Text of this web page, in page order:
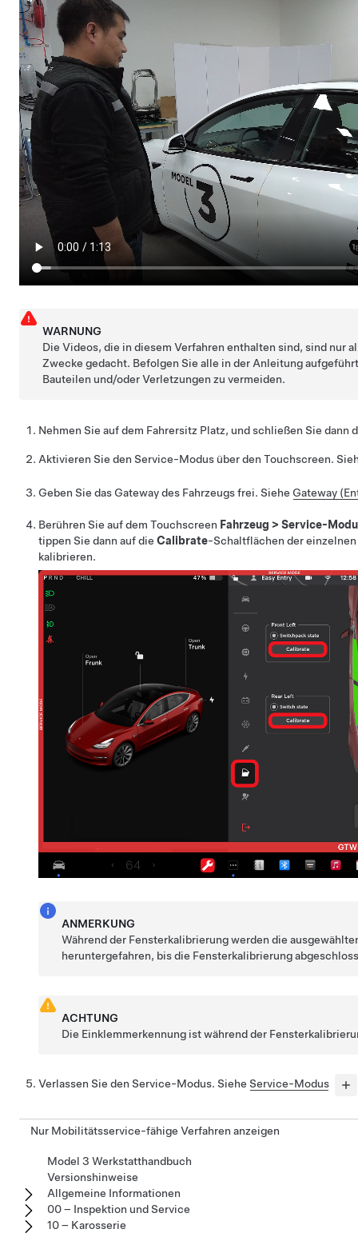
WARNUNG
Die Videos, die in diesem Verfahren enthalten sind, sind nur
Zwecke gedacht. Befolgen Sie alle in der Anleitung
Bauteilen und/oder Verletzungen zu vermeiden.
Nehmen Sie auf dem Fahrersitz Platz, und schließen Sie dann
Aktivieren Sie den Service-Modus über den Touchscreen.
Geben Sie das Gateway des Fahrzeugs frei. Siehe Gateway
Berühren Sie auf dem Touchscreen Fahrzeug > Service-
tippen Sie dann auf die Calibrate-Schaltflächen der
kalibrieren.
ANMERKUNG
Während der Fensterkalibrierung werden die
heruntergefahren, bis die Fensterkalibrierung
ACHTUNG
Die Einklemmerkennung ist während der
Verlassen Sie den Service-Modus. Siehe Service-Modus
Nur Mobilitätsservice-fähige Verfahren anzeigen
Model 3 Werkstatthandbuch
Versionshinweise
Allgemeine Informationen
00 – Inspektion und Service
10 – Karosserie